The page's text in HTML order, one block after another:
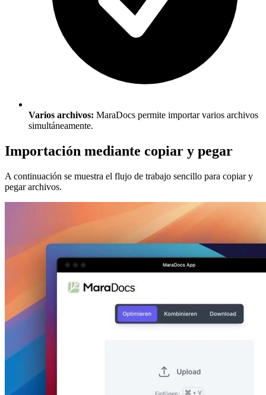
Varios archivos: MaraDocs permite importar varios archivos
simultáneamente.
Importación mediante copiar y pegar
A continuación se muestra el flujo de trabajo sencillo para copiar y
pegar archivos.